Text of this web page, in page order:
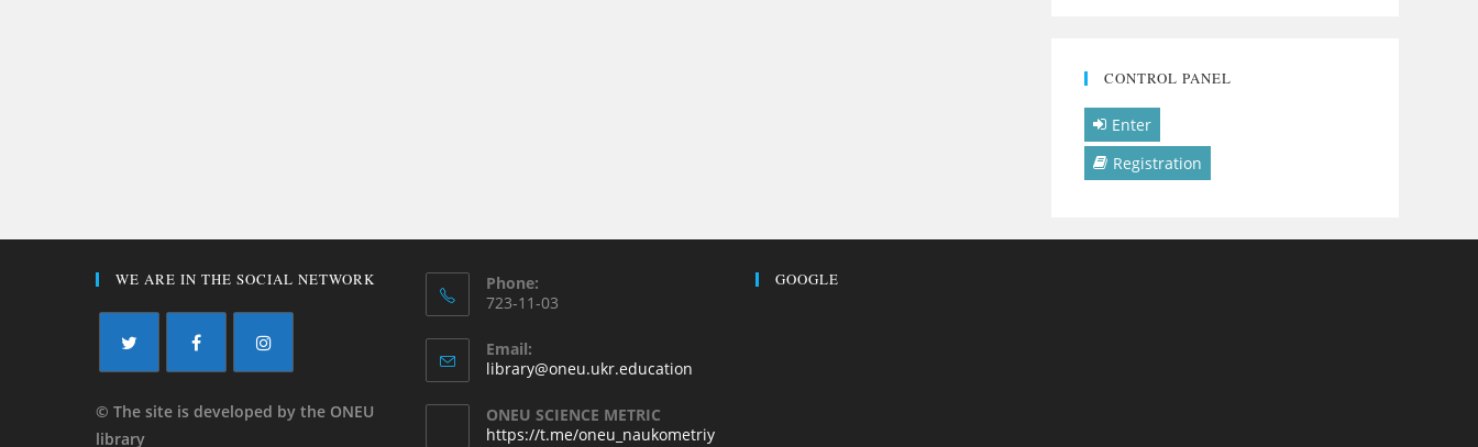
CONTROL PANEL
Enter
Registration
WE ARE IN THE SOCIAL NETWORK
© The site is developed by the ONEU
library
Phone:
723-11-03
Email:
library@oneu.ukr.education
ONEU SCIENCE METRIC
https://t.me/oneu_naukometriy
GOOGLE